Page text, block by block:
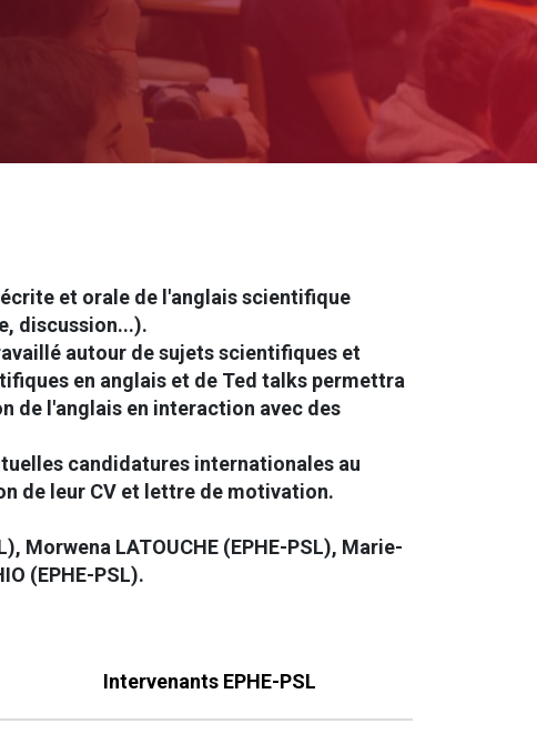
et orale de l'anglais scientifique
discussion...).
autour de sujets scientifiques et
en anglais et de Ted talks permettra
de l'anglais en interaction avec des
candidatures internationales au
de leur CV et lettre de motivation.
Morwena LATOUCHE (EPHE-PSL), Marie-
(EPHE-PSL).
Intervenants EPHE-PSL